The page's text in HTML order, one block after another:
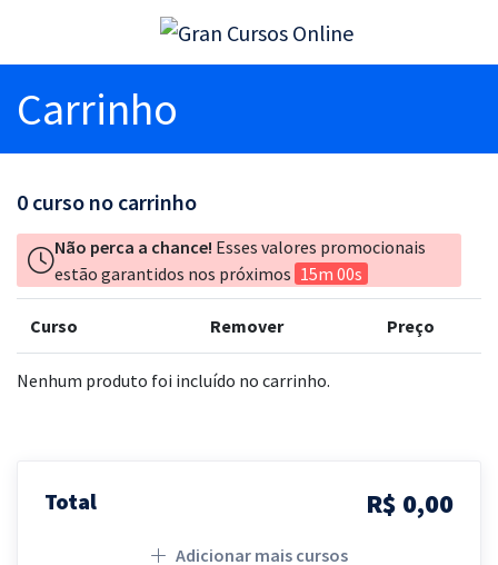
Carrinho
0 curso no carrinho
Não perca a chance! Esses valores promocionais
estão garantidos nos próximos 15m 00s
Curso Remover Preço
Nenhum produto foi incluído no carrinho.
Total R$ 0,00
Adicionar mais cursos